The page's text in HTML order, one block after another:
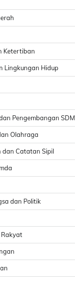
Ketertiban
Lingkungan Hidup
Pengembangan SDM
Olahraga
dan Catatan Sipil
dan Politik
Rakyat